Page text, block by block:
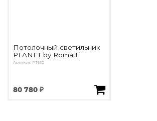
Потолочный светильник
PLANET by Romatti
Артикул: PT660
80 780 ₽